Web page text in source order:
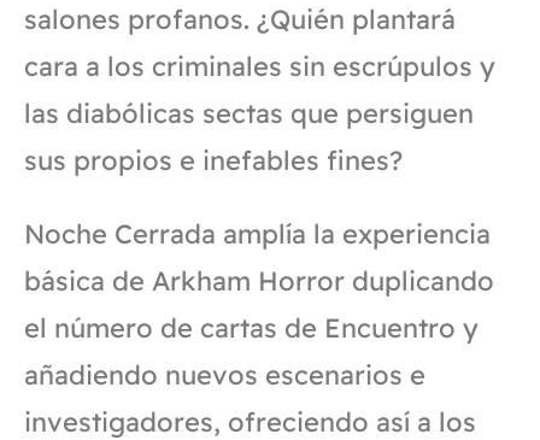
salones profanos. ¿Quién plantará
cara a los criminales sin escrúpulos y
las diabólicas sectas que persiguen
sus propios e inefables fines?
Noche Cerrada amplía la experiencia
básica de Arkham Horror duplicando
el número de cartas de Encuentro y
añadiendo nuevos escenarios e
investigadores, ofreciendo así a los